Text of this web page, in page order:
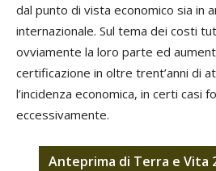
dal punto di vista economico sia in
internazionale. Sul tema dei costi
ovviamente la loro parte ed
certificazione in oltre trent’anni di
l’incidenza economica, in certi casi
eccessivamente.
Anteprima di Terra e Vita